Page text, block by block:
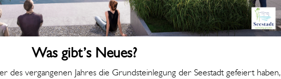
Was gibt’s Neues?
des vergangenen Jahres die Grundsteinlegung der Seestadt gefeiert haben,